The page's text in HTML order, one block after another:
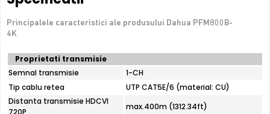
•Compatibilitate:
• Rezolutii suportate: 720P, 1080P, 4MP, 5MP, 4K
•Distanta transmisie HDCVI 4K/6M/4M:
•Distanta transmisie HDCVI 1080P:Max. 250m pe UTP
CAT5E/6
•Distanta transmisie HDCVI/TVI/AHD 720P:Max. 400m
pe UTP CAT5E/6
•Conector video coaxial:
BNC tata
Principalele caracteristici ale produsului Dahua PFM800B-
4K
Specificatii
tehnice
Dahua
PFM800B-
4K
Proprietati transmisie
Semnal transmisie
1-CH
Tip cablu retea
UTP CAT5E/6 (material: CU)
Distanta transmisie HDCVI
720P
max.400m (1312.34ft)